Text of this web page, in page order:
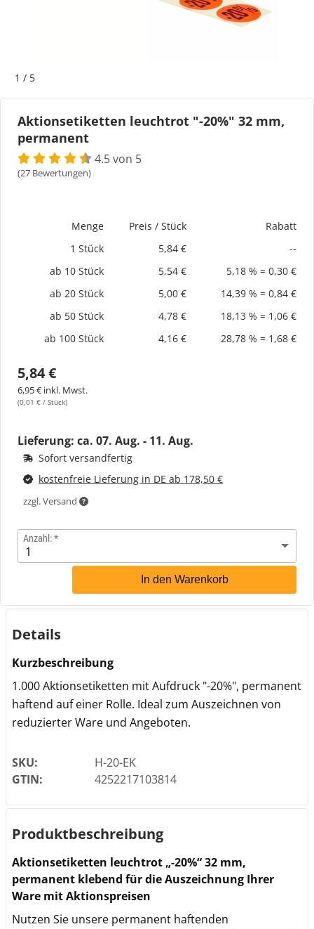
1 / 5
Aktionsetiketten leuchtrot "-20%" 32 mm,
permanent
4.5 von 5
(27 Bewertungen)
Menge Preis / Stück
Rabatt
1 Stück
5,84 €
--
ab 10 Stück
5,54 €
5,18 % = 0,30 €
ab 20 Stück
5,00 €
14,39 % = 0,84 €
ab 50 Stück
4,78 €
18,13 % = 1,06 €
ab 100 Stück
4,16 € 28,78 % = 1,68 €
5,84 €
6,95 € inkl. Mwst.
(0,01 € / Stück)
Lieferung: ca. 07. Aug. - 11. Aug.
Sofort versandfertig
kostenfreie Lieferung in DE ab 178,50 €
zzgl. Versand
Anzahl:
In den Warenkorb
Details
Kurzbeschreibung
1.000 Aktionsetiketten mit Aufdruck "-20%", permanent
haftend auf einer Rolle. Ideal zum Auszeichnen von
reduzierter Ware und Angeboten.
SKU:
H-20-EK
GTIN:
4252217103814
Produktbeschreibung
Aktionsetiketten leuchtrot „-20%“ 32 mm,
permanent klebend für die Auszeichnung Ihrer
Ware mit Aktionspreisen
Nutzen Sie unsere permanent haftenden
Etikettenspender
Etiketten auf Rolle
Thermoetiketten